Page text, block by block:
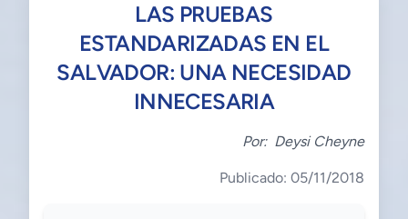
LAS PRUEBAS
ESTANDARIZADAS EN EL
SALVADOR: UNA NECESIDAD
INNECESARIA
Por: Deysi Cheyne
Publicado: 05/11/2018